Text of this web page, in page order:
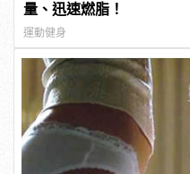
量、迅速燃脂！
運動健身